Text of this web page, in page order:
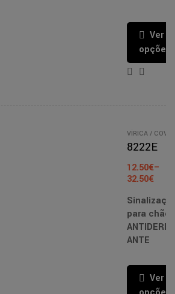
Ver
opções
VÍRICA /
- PT/EN /
SINALIZAÇÃO
ES
8222E
12.50€–
32.50€
para chão
ANTE
Ver